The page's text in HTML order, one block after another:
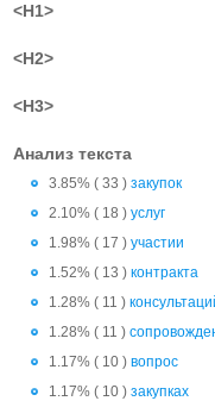
<H1>
<H2>
<H3>
Анализ текста
3.85% ( 33 )закупок
2.10% ( 18 )услуг
1.98% ( 17 )участии
1.52% ( 13 )контракта
1.28% ( 11 )
1.28% ( 11 )
1.17% ( 10 )вопрос
1.17% ( 10 )закупках